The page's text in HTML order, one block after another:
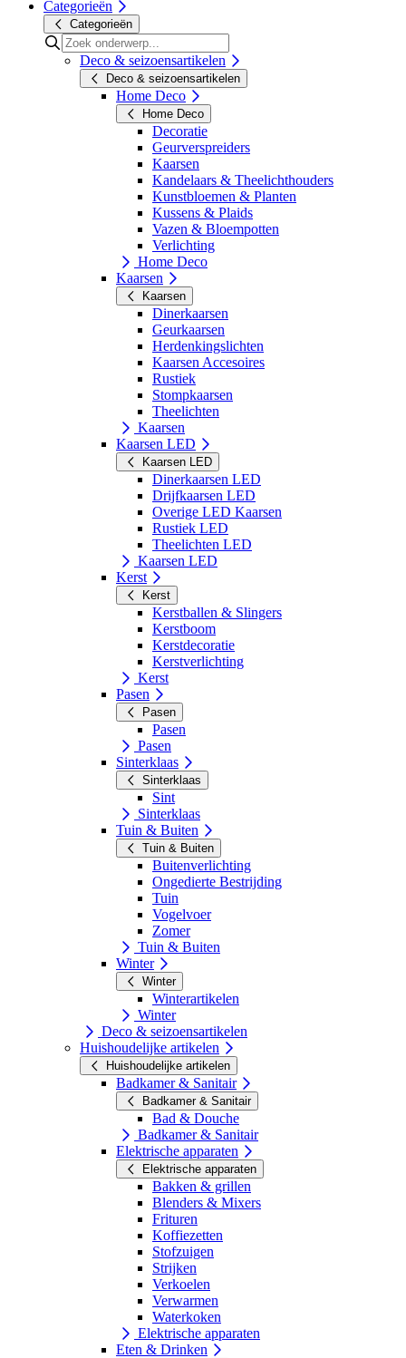
Categorieën
Categorieën
Deco & seizoensartikelen
Deco & seizoensartikelen
Home Deco
Home Deco
Decoratie
Geurverspreiders
Kaarsen
Kandelaars & Theelichthouders
Kunstbloemen & Planten
Kussens & Plaids
Vazen & Bloempotten
Verlichting
Home Deco
Kaarsen
Kaarsen
Dinerkaarsen
Geurkaarsen
Herdenkingslichten
Kaarsen Accesoires
Rustiek
Stompkaarsen
Theelichten
Kaarsen
Kaarsen LED
Kaarsen LED
Dinerkaarsen LED
Drijfkaarsen LED
Overige LED Kaarsen
Rustiek LED
Theelichten LED
Kaarsen LED
Kerst
Kerst
Kerstballen & Slingers
Kerstboom
Kerstdecoratie
Kerstverlichting
Kerst
Pasen
Pasen
Pasen
Pasen
Sinterklaas
Sinterklaas
Sint
Sinterklaas
Tuin & Buiten
Tuin & Buiten
Buitenverlichting
Ongedierte Bestrijding
Tuin
Vogelvoer
Zomer
Tuin & Buiten
Winter
Winter
Winterartikelen
Winter
Deco & seizoensartikelen
Huishoudelijke artikelen
Huishoudelijke artikelen
Badkamer & Sanitair
Badkamer & Sanitair
Bad & Douche
Badkamer & Sanitair
Elektrische apparaten
Elektrische apparaten
Bakken & grillen
Blenders & Mixers
Frituren
Koffiezetten
Stofzuigen
Strijken
Verkoelen
Verwarmen
Waterkoken
Elektrische apparaten
Eten & Drinken